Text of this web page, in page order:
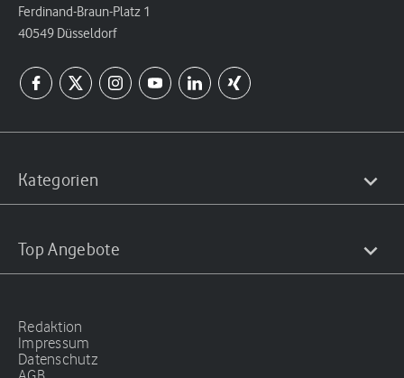
Ferdinand-Braun-Platz 1
40549 Düsseldorf
Kategorien
Top Angebote
Redaktion
Impressum
Datenschutz